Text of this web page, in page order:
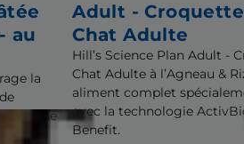
au
la
une
Adult -
Chat Adulte
Hill’s Science Plan Adult -
Chat Adulte à l’Agneau &
aliment complet
avec la technologie
Benefit.